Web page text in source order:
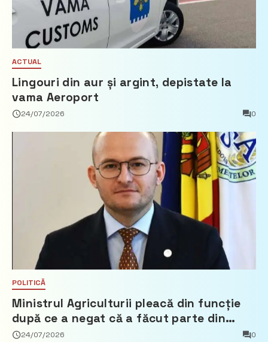
ACTUAL
Lingouri din aur și argint, depistate la
vama Aeroport
24/07/2026 0
POLITICĂ
Ministrul Agriculturii pleacă din funcție
după ce a negat că a făcut parte din
Partidul Democrat
24/07/2026 0